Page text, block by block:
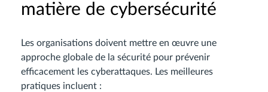
matière de cybersécurité
Les organisations doivent mettre en œuvre une
approche globale de la sécurité pour prévenir
efficacement les cyberattaques. Les meilleures
pratiques incluent :